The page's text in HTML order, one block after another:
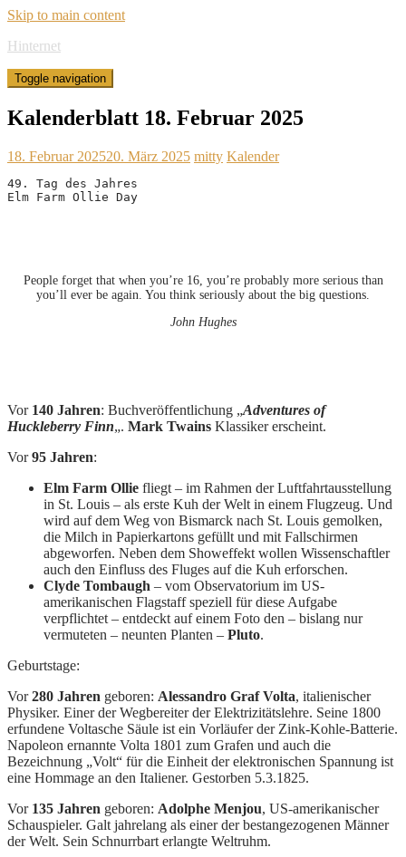
Skip to main content
Hinternet
Toggle navigation
Kalenderblatt 18. Februar 2025
18. Februar 202520. März 2025 mitty Kalender
49. Tag des Jahres
Elm Farm Ollie Day
People forget that when you’re 16, you’re probably more serious than
you’ll ever be again. You think seriously about the big questions.
John Hughes
Vor 140 Jahren: Buchveröffentlichung „Adventures of
Huckleberry Finn„. Mark Twains Klassiker erscheint.
Vor95 Jahren:
Elm Farm Ollie fliegt – im Rahmen der Luftfahrtausstellung
in St. Louis – als erste Kuh der Welt in einem Flugzeug. Und
wird auf dem Weg von Bismarck nach St. Louis gemolken,
die Milch in Papierkartons gefüllt und mit Fallschirmen
abgeworfen. Neben dem Showeffekt wollen Wissenschaftler
auch den Einfluss des Fluges auf die Kuh erforschen.
Clyde Tombaugh – vom Observatorium im US-
amerikanischen Flagstaff speziell für diese Aufgabe
verpflichtet – entdeckt auf einem Foto den – bislang nur
vermuteten – neunten Planten – Pluto.
Geburtstage:
Vor280 Jahren geboren: Alessandro Graf Volta, italienischer
Physiker. Einer der Wegbereiter der Elektrizitätslehre. Seine 1800
erfundene Voltasche Säule ist ein Vorläufer der Zink-Kohle-Batterie.
Napoleon ernannte Volta 1801 zum Grafen und auch die
Bezeichnung „Volt“ für die Einheit der elektronischen Spannung ist
eine Hommage an den Italiener. Gestorben 5.3.1825.
Vor 135 Jahren geboren: Adolphe Menjou, US-amerikanischer
Schauspieler. Galt jahrelang als einer der bestangezogenen Männer
der Welt. Sein Schnurrbart erlangte Weltruhm.